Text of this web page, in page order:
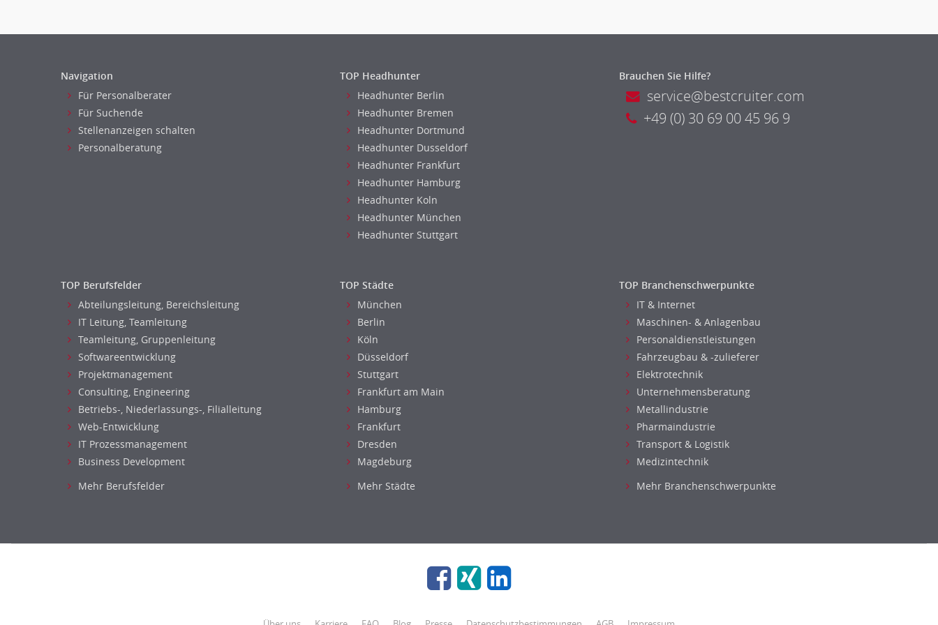
Navigation
Für Personalberater
Für Suchende
Stellenanzeigen schalten
Personalberatung
TOP Headhunter
Headhunter Berlin
Headhunter Bremen
Headhunter Dortmund
Headhunter Dusseldorf
Headhunter Frankfurt
Headhunter Hamburg
Headhunter Koln
Headhunter München
Headhunter Stuttgart
Brauchen Sie Hilfe?
service@bestcruiter.com
+49 (0) 30 69 00 45 96 9
TOP Berufsfelder
Abteilungsleitung, Bereichsleitung
IT Leitung, Teamleitung
Teamleitung, Gruppenleitung
Softwareentwicklung
Projektmanagement
Consulting, Engineering
Betriebs-, Niederlassungs-, Filialleitung
Web-Entwicklung
IT Prozessmanagement
Business Development
Mehr Berufsfelder
TOP Städte
München
Berlin
Köln
Düsseldorf
Stuttgart
Frankfurt am Main
Hamburg
Frankfurt
Dresden
Magdeburg
Mehr Städte
TOP Branchenschwerpunkte
IT & Internet
Maschinen- & Anlagenbau
Personaldienstleistungen
Fahrzeugbau & -zulieferer
Elektrotechnik
Unternehmensberatung
Metallindustrie
Pharmaindustrie
Transport & Logistik
Medizintechnik
Mehr Branchenschwerpunkte